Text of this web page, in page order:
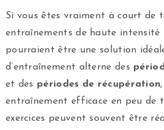
Si vous êtes vraiment à court de
entraînements de haute intensité
pourraient être une solution
d’entraînement alterne des
et des périodes de récupération
entraînement efficace en peu de
exercices peuvent souvent être